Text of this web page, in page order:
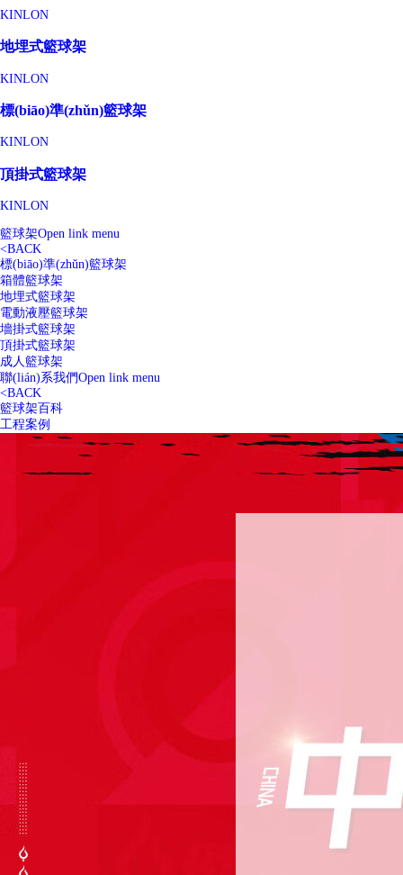
KINLON
地埋式籃球架
KINLON
標(biāo)準(zhǔn)籃球架
KINLON
頂掛式籃球架
KINLON
籃球架Open link menu
<BACK
標(biāo)準(zhǔn)籃球架
箱體籃球架
地埋式籃球架
電動液壓籃球架
墻掛式籃球架
頂掛式籃球架
成人籃球架
聯(lián)系我們Open link menu
<BACK
籃球架百科
工程案例